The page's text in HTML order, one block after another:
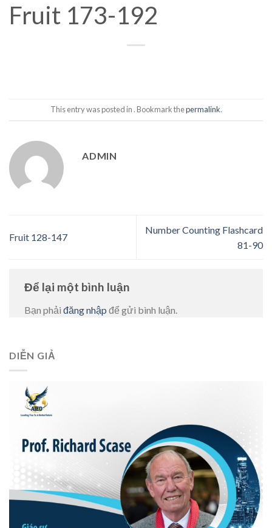
Fruit 173-192
This entry was posted in . Bookmark thepermalink.
ADMIN
Fruit 128-147
Number Counting Flashcard
81-90
Để lại một bình luận
Bạn phải đăng nhập để gửi bình luận.
DIỄN GIẢ